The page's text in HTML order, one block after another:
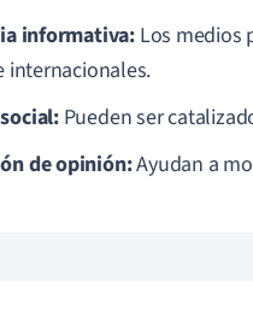
informativa:Los medios
internacionales.
Pueden ser
de opinión:Ayudan a